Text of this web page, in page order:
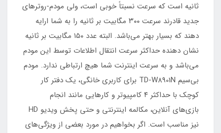
ثانیه است که سرعت نسبتاً خوبی است، ولی مودم-روترهای
جدید قادرند سرعت ۳۰۰ مگابیت بر ثانیه را به شما ارایه
دهند که بسیار بهتر می‌باشد. البته عدد ۱۵۰ مگابیت بر ثانیه
نشان دهنده حداکثر سرعت انتقال اطلاعات توسط این مودم
می‌باشد و به سرعت اینترنت شما هیچ ارتباطی ندارد. مودم
بی‌سیم TD-W8901N برای کاربری خانگی، یک دفتر کار
کوچک با حداکثر ۴ کامپیوتر و کارهایی مانند انجام
بازی‌های آنلاین، مکالمه اینترنتی و حتی پخش ویدیو HD
نیز مناسب است. اگر بخواهیم در مورد بعضی از ویژگی‌های